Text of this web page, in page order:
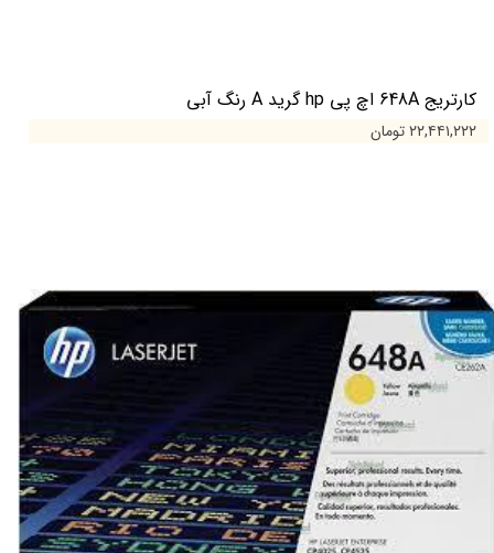
کارتریج 648A اچ پی hp گرید A رنگ آبی
۲۲,۴۴۱,۲۲۲ تومان